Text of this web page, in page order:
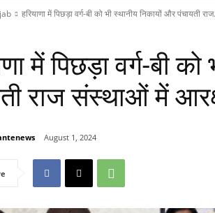
हरियाणा में पिछड़ा वर्ग-बी को भी स्थानीय निकायों और पंचायती
में पिछड़ा वर्ग-बी
राज संस्थाओं में
August 1, 2024